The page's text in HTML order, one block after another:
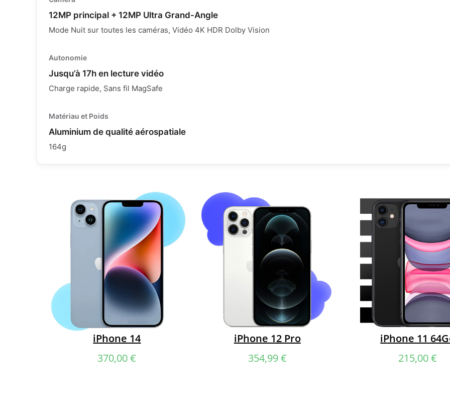
allumé).
Châssis :
Usure visible et
Batterie :
Technique : 100% Fonctionnel.
possible.
Comme Neuf
Écran :
Parfait état. Zéro
défaut.
État exceptionnel.
Garantie 90% -
100% Fonctionnel.
⭐ PREMIUM
Écran :
Strictement neuf.
Aspect :
Sortie de boîte.
Neuve (100%).
Remis à neuf
complet.
12MP principal + 12MP Ultra Grand-Angle
Mode Nuit sur toutes les caméras, Vidéo 4K HDR Dolby Vision
Autonomie
Jusqu’à 17h en lecture vidéo
Charge rapide, Sans fil MagSafe
Matériau et Poids
Aluminium de qualité aérospatiale
164g
iPhone 14
370,00€
iPhone 12 Pro
354,99€
iPhone 11
215,00€